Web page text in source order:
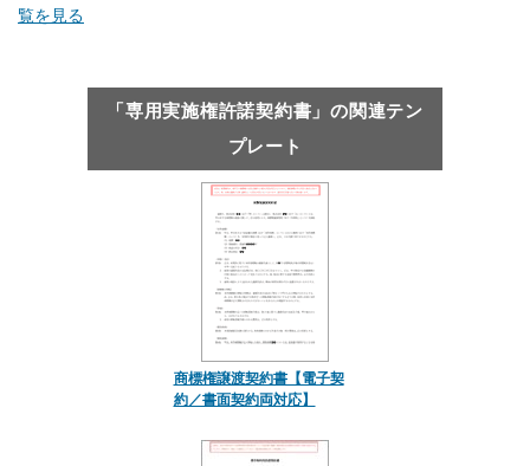
覧を見る
「専用実施権許諾契約書」の関連テン
プレート
商標権譲渡契約書【電子契
約／書面契約両対応】